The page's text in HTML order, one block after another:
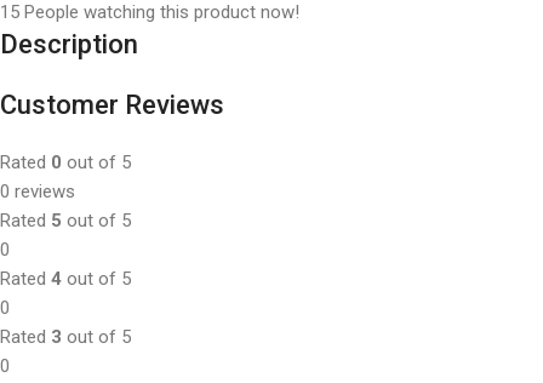
15 People watching this product now!
Description
Customer Reviews
Rated 0 out of 5
0 reviews
Rated 5 out of 5
0
Rated 4 out of 5
0
Rated 3 out of 5
0